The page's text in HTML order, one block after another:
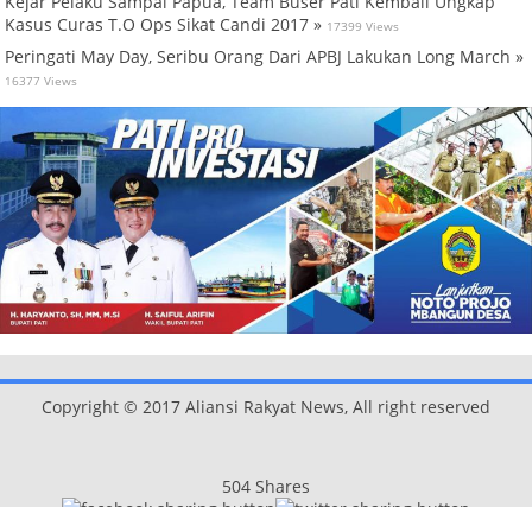
Kasus Curas T.O Ops Sikat Candi 2017 » 17399 Views
Peringati May Day, Seribu Orang Dari APBJ Lakukan Long March »
16377 Views
Copyright © 2017 Aliansi Rakyat News, All right reserved
504 Shares